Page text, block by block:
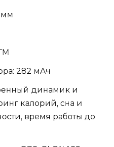
мм
282 мАч
динамик и
калорий, сна и
время работы до